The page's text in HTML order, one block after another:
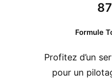
Formule
Profitez d’un
pour un